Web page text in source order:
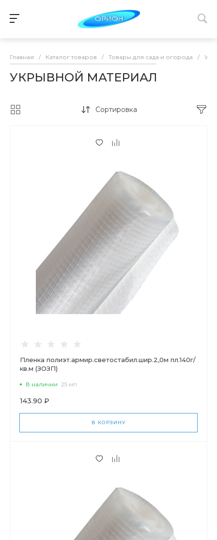
Главная / Каталог товаров / Товары для сада и огорода /
УКРЫВНОЙ МАТЕРИАЛ
Сортировка
Пленка полиэт.армир.светостабил.шир.2,0м пл.140г/
кв.м (ЗОЗП)
В наличии 25 мп
143.90 ₽
В КОРЗИНУ